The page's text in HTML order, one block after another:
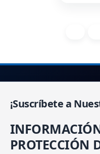
¡Suscríbete a
PROTECCIÓN